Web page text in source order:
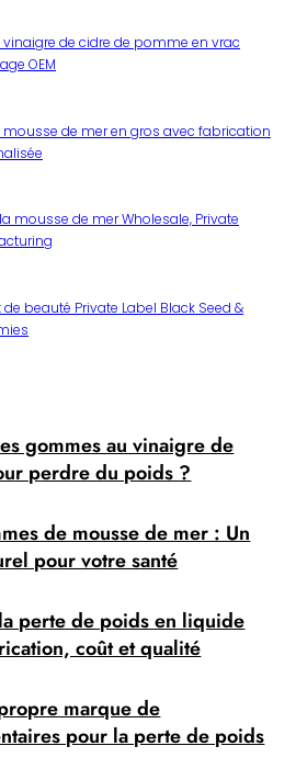
de cidre de pomme en vrac
OEM
de mer en gros avec fabrication
mousse de mer Wholesale, Private
beauté Private Label Black Seed &
gommes au vinaigre de
perdre du poids ?
de mousse de mer : Un
pour votre santé
perte de poids en liquide
coût et qualité
marque de
pour la perte de poids